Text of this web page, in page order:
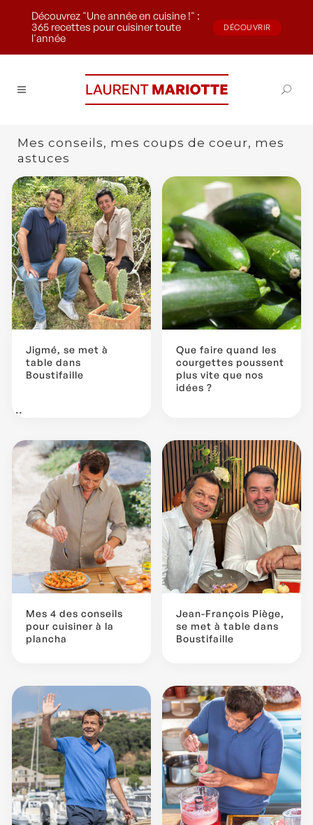
Découvrez "Une année en cuisine !" :
365 recettes pour cuisiner toute
l'année
DÉCOUVRIR
Mes conseils, mes coups de coeur, mes
astuces
Jigmé, se met à
table dans
Boustifaille
...
Que faire quand les
courgettes poussent
plus vite que nos
idées ?
Mes 4 des conseils
pour cuisiner à la
plancha
Jean-François Piège,
se met à table dans
Boustifaille